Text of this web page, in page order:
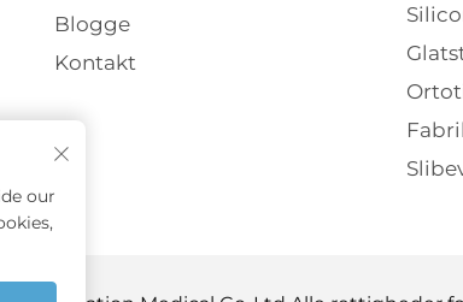
Blogge
Kontakt
our